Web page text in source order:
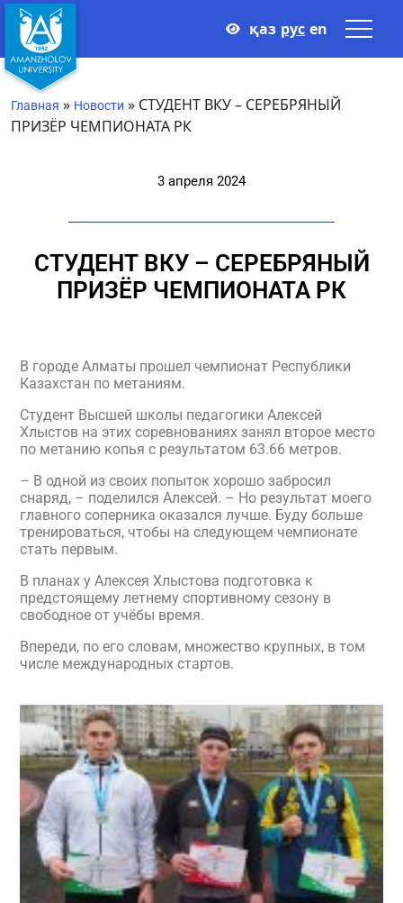
қаз рус en
Главная » Новости » СТУДЕНТ ВКУ – СЕРЕБРЯНЫЙ
ПРИЗЁР ЧЕМПИОНАТА РК
3 апреля 2024
СТУДЕНТ ВКУ – СЕРЕБРЯНЫЙ
ПРИЗЁР ЧЕМПИОНАТА РК
В городе Алматы прошел чемпионат Республики
Казахстан по метаниям.
Студент Высшей школы педагогики Алексей
Хлыстов на этих соревнованиях занял второе место
по метанию копья с результатом 63.66 метров.
– В одной из своих попыток хорошо забросил
снаряд, – поделился Алексей. – Но результат моего
главного соперника оказался лучше. Буду больше
тренироваться, чтобы на следующем чемпионате
стать первым.
В планах у Алексея Хлыстова подготовка к
предстоящему летнему спортивному сезону в
свободное от учёбы время.
Впереди, по его словам, множество крупных, в том
числе международных стартов.